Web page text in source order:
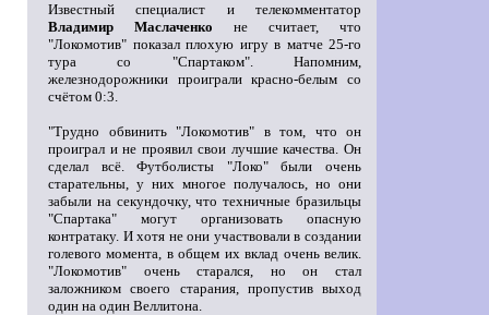
Известный специалист и телекомментатор
Владимир Маслаченко не считает, что
"Локомотив" показал плохую игру в матче 25-го
тура со "Спартаком". Напомним,
железнодорожники проиграли красно-белым со
счётом 0:3.
"Трудно обвинить "Локомотив" в том, что он
проиграл и не проявил свои лучшие качества. Он
сделал всё. Футболисты "Локо" были очень
старательны, у них многое получалось, но они
забыли на секундочку, что техничные бразильцы
"Спартака" могут организовать опасную
контратаку. И хотя не они участвовали в создании
голевого момента, в общем их вклад очень велик.
"Локомотив" очень старался, но он стал
заложником своего старания, пропустив выход
один на один Веллитона.